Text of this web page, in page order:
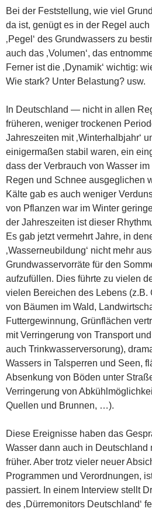
Bei der Feststellung, wie viel
da ist, genügt es in der Regel
‚Pegel‘ des Grundwassers zu
auch das ‚Volumen‘, das
Ferner ist die ‚Dynamik‘ wichtig:
Wie stark? Unter Belastung? usw.
In Deutschland — nicht in allen
früheren, weniger trockenen
Jahreszeiten mit ‚Winterhalbjahr‘
einigermaßen stabil waren, ein
dass der Verbrauch von Wasser
Regen und Schnee ausgeglichen
Kälte gab es auch weniger
von Pflanzen war im Winter
der Jahreszeiten ist dieser
Es gab jetzt vermehrt Jahre, in
‚Wasserneubildung‘ nicht mehr
Grundwasservorräte für den
aufzufüllen. Dies führte zu vielen
vielen Bereichen des Lebens (z.B.
von Bäumen im Wald,
Futtergewinnung, Grünflächen
mit Verringerung von Transport
auch Trinkwasserversorung),
Wassers in Talsperren und Seen,
Absenkung von Böden unter
Verringerung von
Quellen und Brunnen, …).
Diese Ereignisse haben das
Wasser dann auch in Deutschland
früher. Aber trotz vieler neuer
Programmen und Verordnungen,
passiert. In einem Interview stellt
des ‚Dürremonitors Deutschland‘